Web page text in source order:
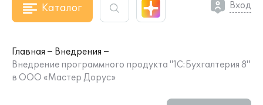
Каталог Вход
Главная
Внедрения
Внедрение программного продукта "1С:Бухгалтерия 8"
в ООО «Мастер Дорус»